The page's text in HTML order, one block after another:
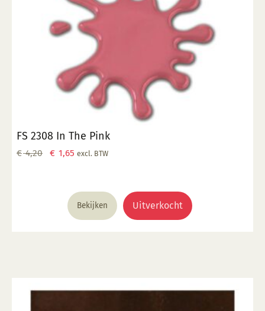
FS 2308 In The Pink
€4,20
Oorspronkelijke
€ 4,20.
€ 1,65 Huidige
€ 1,65.
excl. BTW
Bekijken Uitverkocht